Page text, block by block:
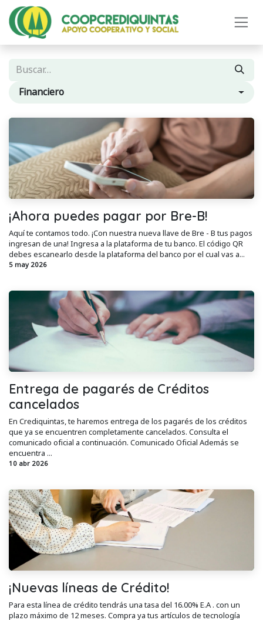
Ir al contenido
Financiero
¡Ahora puedes pagar por Bre-B!
Aquí te contamos todo. ¡Con nuestra nueva llave de Bre - B tus pagos
ingresan de una! Ingresa a la plataforma de tu banco. El código QR
debes escanearlo desde la plataforma del banco por el cual vas a...
5 may 2026
Entrega de pagarés de Créditos
cancelados
En Crediquintas, te haremos entrega de los pagarés de los créditos
que ya se encuentren completamente cancelados. Consulta el
comunicado oficial a continuación. Comunicado Oficial Además se
encuentra ...
10 abr 2026
¡Nuevas líneas de Crédito!
Para esta línea de crédito tendrás una tasa del 16.00% E.A . con un
plazo máximo de 12 meses. Compra ya tus artículos de tecnología